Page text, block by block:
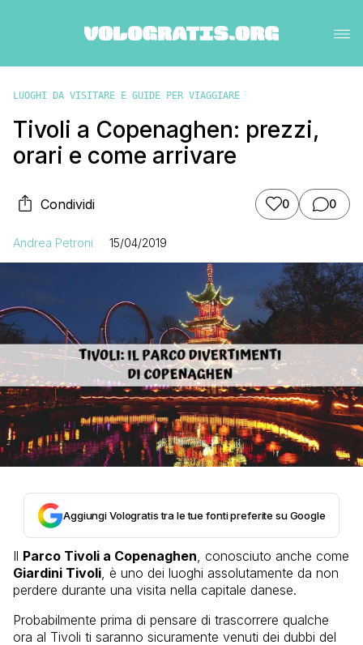
LUOGHI DA VISITARE E GUIDE PER VIAGGIARE
Tivoli a Copenaghen: prezzi,
orari e come arrivare
Condividi 0 0
Andrea Petroni 15/04/2019
Aggiungi Vologratis tra le tue fonti preferite su Google
Il Parco Tivoli a Copenaghen, conosciuto anche come
Giardini Tivoli, è uno dei luoghi assolutamente da non
perdere durante una visita nella capitale danese.
Probabilmente prima di pensare di trascorrere qualche
ora al Tivoli ti saranno sicuramente venuti dei dubbi del